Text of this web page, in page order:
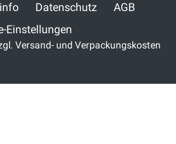
Datenschutz
AGB
Einstellungen
Versand- und Verpackungskosten